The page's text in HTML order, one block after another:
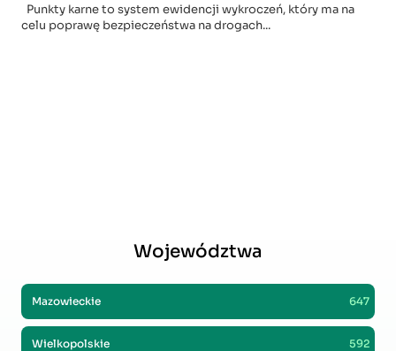
Punkty karne to system ewidencji wykroczeń, który ma na
celu poprawę bezpieczeństwa na drogach...
Województwa
Mazowieckie 647
Wielkopolskie 592